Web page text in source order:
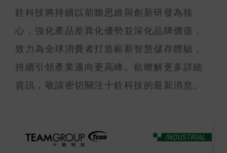
銓科技將持續以前瞻思維與創新研發為核
心，強化產品差異化優勢並深化品牌價值，
致力為全球消費者打造嶄新智慧儲存體驗，
持續引領產業邁向更高峰。欲瞭解更多詳細
資訊，敬請密切關注十銓科技的最新消息。